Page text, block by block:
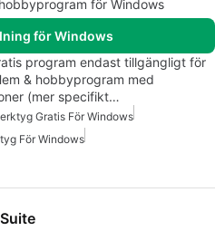
för Windows
för Windows
program endast tillgängligt för
& hobbyprogram med
(mer specifikt…
Gratis För Windows
För Windows